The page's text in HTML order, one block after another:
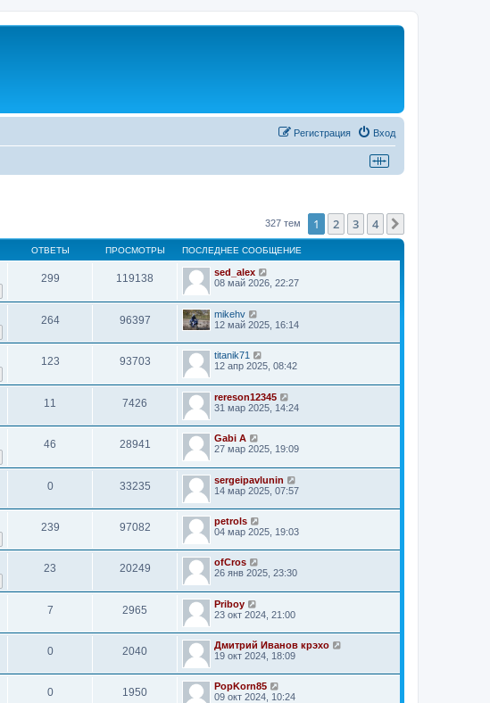
Вход
Регистрация
327 тем 1 2 3 4
ОТВЕТЫ ПРОСМОТРЫ ПОСЛЕДНЕЕ СООБЩЕНИЕ
299 119138
sed_alex
08 май 2026, 22:27
264 96397
mikehv
12 май 2025, 16:14
123 93703
titanik71
12 апр 2025, 08:42
11 7426
rereson12345
31 мар 2025, 14:24
46 28941
Gabi A
27 мар 2025, 19:09
0 33235
sergeipavlunin
14 мар 2025, 07:57
239 97082
petrols
04 мар 2025, 19:03
23 20249
ofCros
26 янв 2025, 23:30
7 2965
Priboy
23 окт 2024, 21:00
0 2040
Дмитрий Иванов крэхо
19 окт 2024, 18:09
0 1950
PopKorn85
09 окт 2024, 10:24